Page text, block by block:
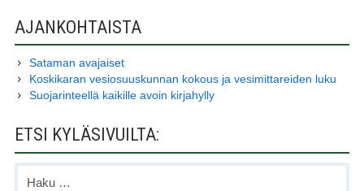
AJANKOHTAISTA
Sataman avajaiset
Koskikaran vesiosuuskunnan kokous ja vesimittareiden luku
Suojarinteellä kaikille avoin kirjahylly
ETSI KYLÄSIVUILTA:
Haku: